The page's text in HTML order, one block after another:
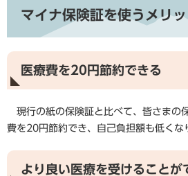
マイナ保険証を使うメリ
医療費を20円節約できる
現行の紙の保険証と比べて、皆さまの
費を20円節約でき、自己負担額も低くな
より良い医療を受けることが